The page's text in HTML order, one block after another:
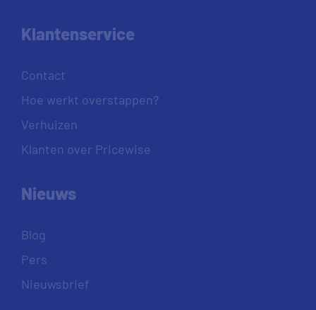
Klantenservice
Contact
Hoe werkt overstappen?
Verhuizen
Klanten over Pricewise
Nieuws
Blog
Pers
Nieuwsbrief